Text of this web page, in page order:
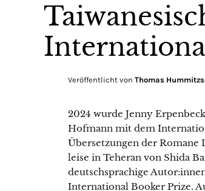
Veröffentlicht von Thomas
2024 wurde Jenny
Hofmann mit dem
Übersetzungen der Romane
leise in Teheran von Shida
deutschsprachige
International Booker Prize.